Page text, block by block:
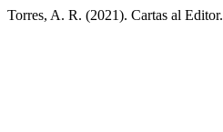
Torres, A. R. (2021). Cartas al Editor.